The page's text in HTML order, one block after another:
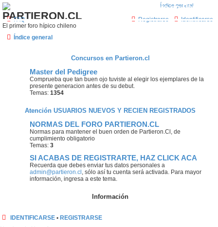
¿Qué esperas? Regístrate como usuario en
PARTIERON.CL
El primer foro hípico chileno
FAQ Identificarse
Registrarse
Índice general
Concursos en Partieron.cl
Master del Pedigree
Comprueba que tan buen ojo tuviste al elegir los ejemplares de la
presente generacion antes de su debut.
Temas: 1354
Atención USUARIOS NUEVOS Y RECIEN REGISTRADOS
NORMAS DEL FORO PARTIERON.CL
Normas para mantener el buen orden de Partieron.Cl, de
cumplimiento obligatorio
Temas: 3
SI ACABAS DE REGISTRARTE, HAZ CLICK ACA
Recuerda que debes enviar tus datos personales a
admin@partieron.cl , sólo así tu cuenta será activada. Para mayor
información, ingresa a este tema.
Información
IDENTIFICARSE • REGISTRARSE